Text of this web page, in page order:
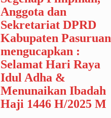
Anggota dan
Sekretariat DPRD
Kabupaten Pasuruan
mengucapkan :
Selamat Hari Raya
Idul Adha &
Menunaikan Ibadah
Haji 1446 H/2025 M